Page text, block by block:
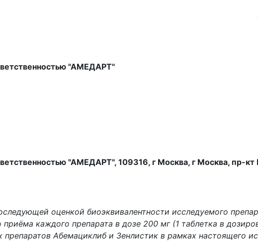
"АМЕДАРТ"
"АМЕДАРТ", 109316, г Москва, г Москва, пр-
оценкой биоэквивалентности исследуемого
приёма каждого препарата в дозе 200 мг (1 таблетка в
Абемациклиб и Зенлистик в рамках настоящего